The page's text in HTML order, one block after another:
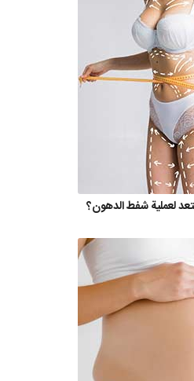
لعملية شفط الدهون؟